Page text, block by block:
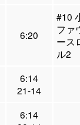
6:20
#10
ファ
ース
ル2
6:14
21-14
6:14